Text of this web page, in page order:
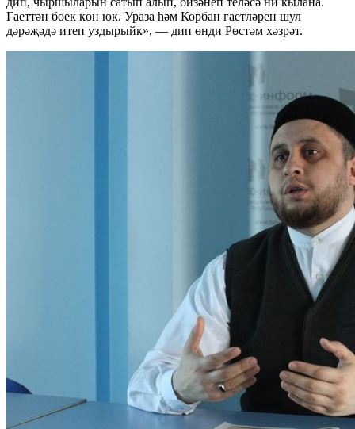
Гаеттән бөек көн юк. Ураза һәм Корбан гаетләрен шул
дәрәҗәдә итеп уздырыйк», — дип өнди Рөстәм хәзрәт.